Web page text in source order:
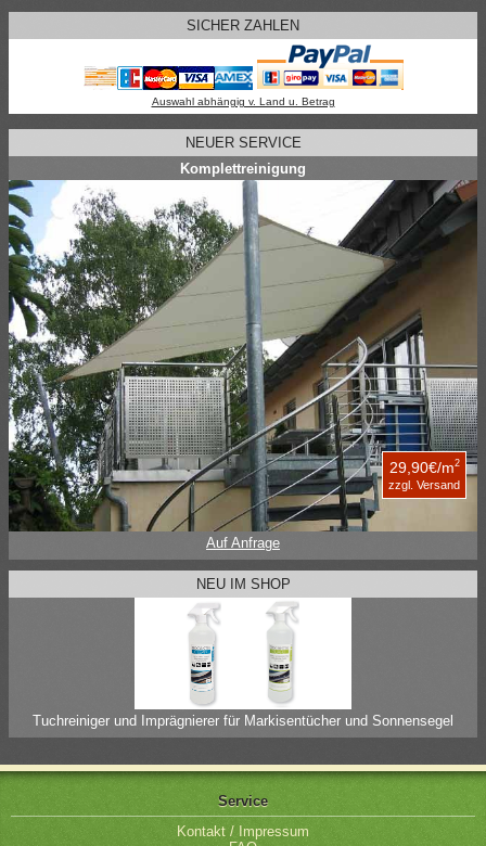
SICHER ZAHLEN
Auswahl abhängig v. Land u. Betrag
NEUER SERVICE
Komplettreinigung
29,90€/m2
zzgl. Versand
Auf Anfrage
NEU IM SHOP
Tuchreiniger und Imprägnierer für Markisentücher und Sonnensegel
Service
Kontakt / Impressum